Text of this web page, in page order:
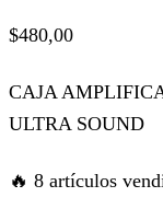
panel
satın al
$480,00
CAJA
ULTRA SOUND
🔥 8 artículos